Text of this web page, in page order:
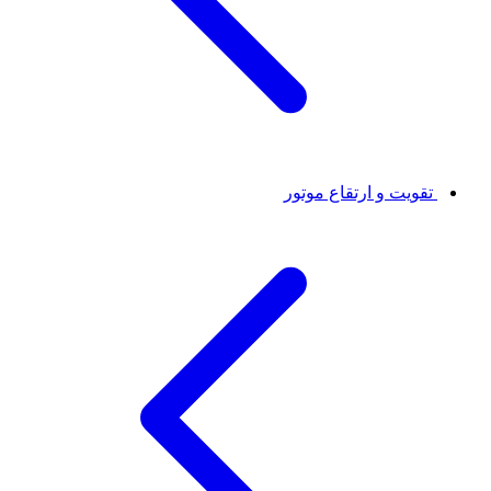
تقویت و ارتقاع موتور